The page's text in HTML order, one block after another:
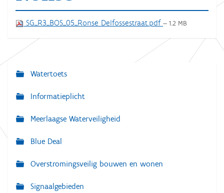
SG_R3_BOS_05_Ronse Delfossestraat.pdf — 1.2 MB
N
a
i
g
t
Watertoets
Informatieplicht
Meerlaagse Waterveiligheid
Blue Deal
Overstromingsveilig bouwen en wonen
Signaalgebieden